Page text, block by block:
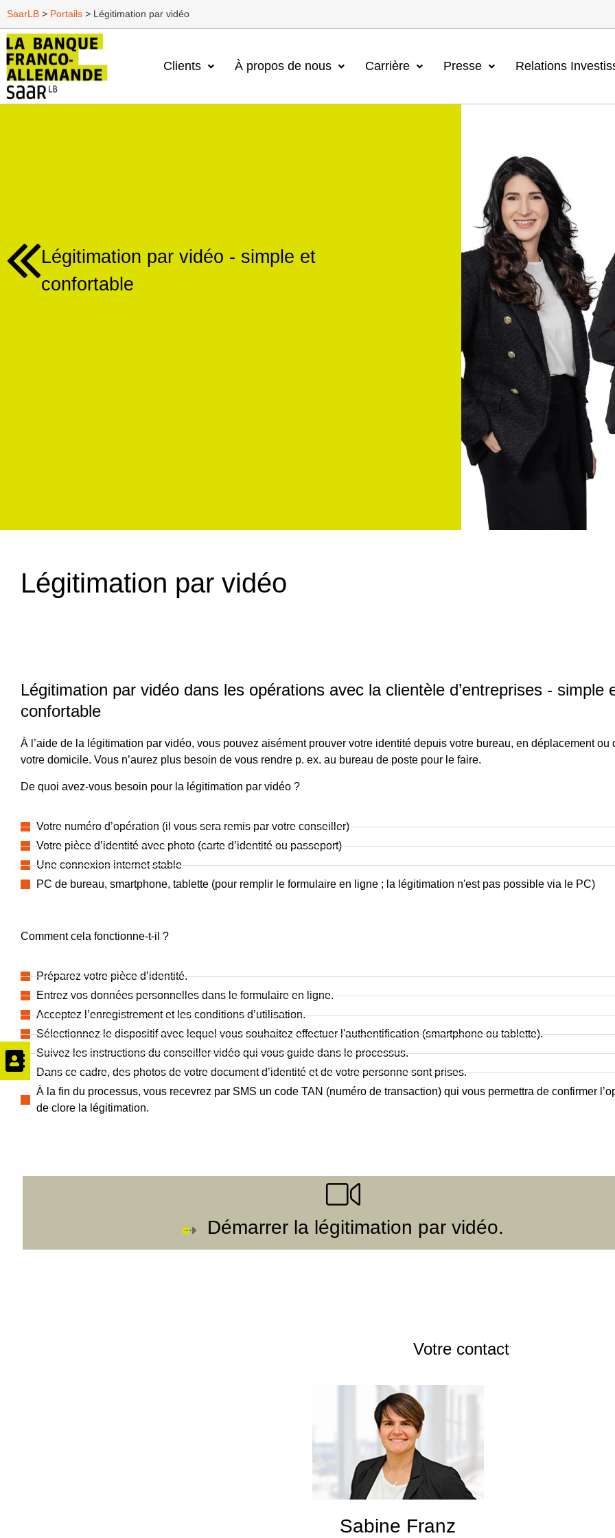
SaarLB > Portails > Légitimation par vidéo
Clients À propos de nous Carrière Presse Relations
Légitimation par vidéo - simple et
confortable
Légitimation par vidéo
Légitimation par vidéo dans les opérations avec la clientèle d’entreprises - simple
confortable
À l’aide de la légitimation par vidéo, vous pouvez aisément prouver votre identité depuis votre bureau, en déplacement ou
votre domicile. Vous n’aurez plus besoin de vous rendre p. ex. au bureau de poste pour le faire.
De quoi avez-vous besoin pour la légitimation par vidéo ?
Votre numéro d’opération (il vous sera remis par votre conseiller)
Votre pièce d’identité avec photo (carte d’identité ou passeport)
Une connexion internet stable
PC de bureau, smartphone, tablette (pour remplir le formulaire en ligne ; la légitimation n'est pas possible via le PC)
Comment cela fonctionne-t-il ?
Préparez votre pièce d’identité.
Entrez vos données personnelles dans le formulaire en ligne.
Acceptez l’enregistrement et les conditions d’utilisation.
Sélectionnez le dispositif avec lequel vous souhaitez effectuer l'authentification (smartphone ou tablette).
Suivez les instructions du conseiller vidéo qui vous guide dans le processus.
Dans ce cadre, des photos de votre document d’identité et de votre personne sont prises.
À la fin du processus, vous recevrez par SMS un code TAN (numéro de transaction) qui vous permettra de confirmer
de clore la légitimation.
Démarrer la légitimation par vidéo.
Votre contact
Sabine Franz